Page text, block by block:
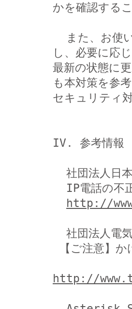
かを確認する
し、必要に応
最新の状態に
も本対策を参
セキュリティ
IV. 参考情報
http://
http://